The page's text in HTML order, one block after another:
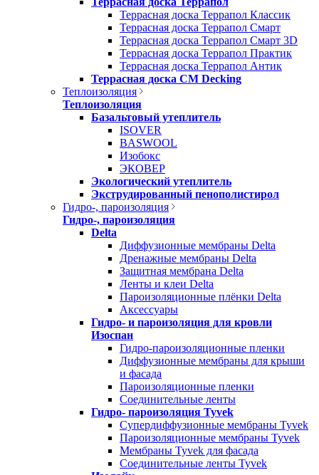
Террасная доска Террапол Классик
Террасная доска Террапол Смарт
Террасная доска Террапол Смарт 3D
Террасная доска Террапол Практик
Террасная доска Террапол Антик
Террасная доска CM Decking
Теплоизоляция
Теплоизоляция
Базальтовый утеплитель
ISOVER
BASWOOL
Изобокс
ЭКОВЕР
Экологический утеплитель
Экструдированный пенополистирол
Гидро-, пароизоляция
Гидро-, пароизоляция
Delta
Диффузионные мембраны Delta
Дренажные мембраны Delta
Защитная мембрана Delta
Ленты и клеи Delta
Пароизоляционные плёнки Delta
Аксессуары
Гидро- и пароизоляция для кровли
Изоспан
Гидро-пароизоляционные пленки
Диффузионные мембраны для крыши
и фасада
Пароизоляционные пленки
Соединительные ленты
Гидро- пароизоляция Tyvek
Супердиффузионные мембраны Tyvek
Пароизоляционные мембраны Tyvek
Мембраны Tyvek для фасада
Соединительные ленты Tyvek